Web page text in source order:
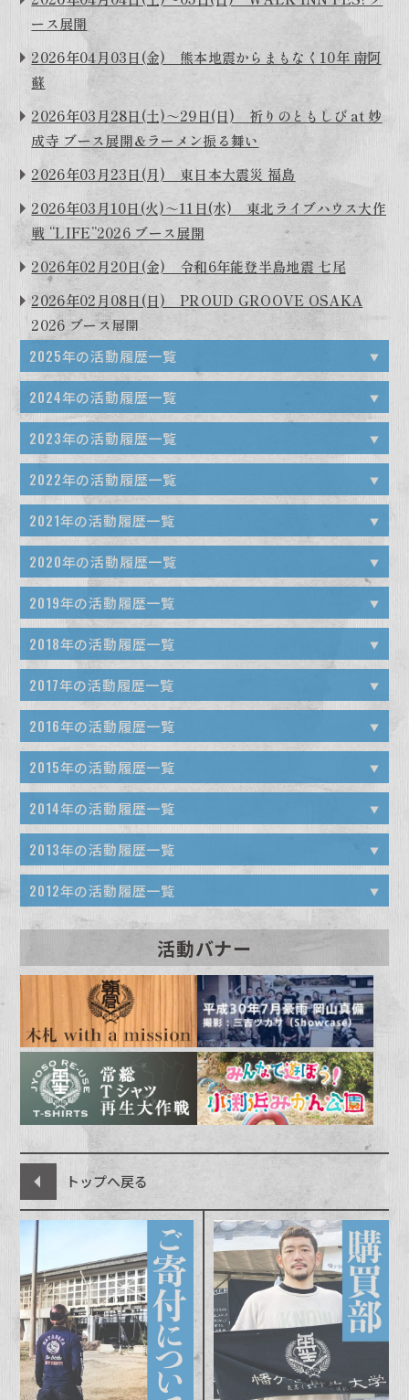
ース展開
2026年04月03日(金) 熊本地震からまもなく10年 南阿
蘇
2026年03月28日(土)～29日(日) 祈りのともしび at 妙
成寺 ブース展開＆ラーメン振る舞い
2026年03月23日(月) 東日本大震災 福島
2026年03月10日(火)～11日(水) 東北ライブハウス大作
戦 “LIFE”2026 ブース展開
2026年02月20日(金) 令和6年能登半島地震 七尾
2026年02月08日(日) PROUD GROOVE OSAKA
2026 ブース展開
2025年の活動履歴一覧
2025年11月22日(土)～24日(月･祝) 尽未来祭2025 ブ
ース展開
2025年11月02日(日) 令和6年能登半島地震
Kotonoha LIVE at 妙圀寺 振る舞い
2025年10月25日(土) 騎馬武者ロックフェス ブース展
開
2025年10月04日(土)～05日(日) I SCREAM
FESTA ブース展開
2025年09月13日(土)～14日(日) New Acoustic
Camp 林業部ブース展開
2025年08月09日(土)～10日(日) WALK INN FES!
ブース展開
2025年07月23日(水) 令和6年能登半島地震･令和6年奥
能登豪雨 珠洲市高屋 炊き出し
2025年07月19日(土)～20日(日) KESEN ROCK
FESTIVAL’25 ブース展開
2025年06月15日(日) LOVE GOES ON 能登 ブース
展開
2025年06月07日(土) MOBSTYLES Presents RUN
& MOSH ブース展開
2025年06月07日(土)～08日(日) 百万石音楽祭2025〜
ミリオンロックフェスティバル〜 ブース展開
2025年05月24日(土)～25日(日) FIGHT BACK
2025 ブース展開
2025年05月18日(日) COMING KOBE25 ブース展開
2025年05月17日(土)～18日(日) ACO CHiLL
CAMP 林業部ブース展開
2025年05月14日(水) 令和6年能登半島地震･令和6年奥
能登豪雨 珠洲市大谷 中山神社 炊き出し
2025年05月11日(日) GAPPA ROCKS アフターボラン
ティア 七尾
2025年05月10日(土) GAPPA ROCKS ISHIKAWA
ブース展開
2025年05月05日(月･祝) つなぐのと～あなたは尊い
～ ブース展開
2024年の活動履歴一覧
2024年11月17日(日) 令和6年能登半島地震･令和6年奥
能登豪雨 炊き出し
2024年11月02日(土)～03日(日) s60 Presents
ZASSO. ブース展開
2024年10月16日(水) 令和6年能登半島地震･令和6年奥
能登豪雨 炊き出し
2024年10月12日(土)～13日(日) 気仙沼サンマフェステ
ィバル2024 ブース展開
2024年10月05日(土) 騎馬武者ロックフェス2024 ブ
ース展開
2024年09月14日(土)～15日(日) New Acoustic Camp
2024 -15th Anniversary- ブース展開
2024年08月06日(火) 越後・新潟の乱2024 ブース展
開
2024年08月03日(土) 令和6年能登半島地震 輪島市門前
町 海岸隆起エリア清掃作業（無償・無料）
2024年08月02日(金) 加賀・本多の乱2024 ブース展
開
2024年07月15日(月･祝) KESEN ROCK FESTIVAL’
24 ブース展開
2024年05月26日(日) 盛岡 FIGHT BACK 2024 ブー
ス展開
2024年05月18日(土)～19日(日) ACO CHiLL CAMP
2024 ブース展開
2024年05月05日(日) 能登半島復興チャリティイベント
つなぐのと～あなたは尊い～ ブース展開
2024年04月27日(土)～28日(日) ARABAKI ROCK
FEST. 2024 ブース展開
2024年04月20日(土)～21日(日) WALK INN FES!
2024 ブース展開
2024年03月11日(月) SONG OF THE EARTH
2024 ブース展開
2024年03月09日(土) L.U.T.D GIGS ブース展開
2023年の活動履歴一覧
2023年12月10日(日) 令和5年台風7号被害 京都 綾部市
第2回（無償・無料）
2023年11月26日(日) 令和5年台風7号被害 京都 綾部市
第1回（無償・無料）
2023年11月03日(金･祝)～04日(土) 気仙沼サンマフェ
ステティバル2023 ブース展開
2023年10月28日(土) 騎馬武者ロックフェス2023 ブー
ス展開
2023年09月16日(土)～18日(月･祝) New Acoustic
Camp 2023 ブース展開
2023年08月06日(日) 片平里菜 10th Anniversary
Come Back Home 2023 ブース展開
2023年08月01日(火) 令和5年7月秋田豪雨 秋田市・五
城目町視察
2023年07月22日(土) 令和5年台風2号 和歌山かつらぎ
町 第10回（無償・無料）
2023年07月15日(土) 令和5年台風2号 和歌山かつらぎ
町 第9回（無償・無料）
2023年07月08日(土) 令和5年台風2号 和歌山かつらぎ
町 第8回（無償・無料）
2023年06月24日(土)～25日(日) 令和5年台風2号 和歌
山かつらぎ町 第6～7回（無償・無料）
2023年06月17日(土)～18日(日) 令和5年台風2号 和歌
山かつらぎ町 第4～5回 （無償・無料）
2023年06月09日(金)～11日(日) 令和5年台風2号 和歌
山かつらぎ町 第1～3回（無償・無料）
2023年05月27日(土)～28日(日) COMING KOBE23
ブース展開
2023年05月20日(土)～21日(日) ACO CHiLL CAMP
2023 ブース展開
2023年05月20日(土)～21日(日) 音開き2023 ブース展
開
2022年の活動履歴一覧
2022年12月07日(水) 令和元年台風15号 千葉鋸南町 第
38回（無償・無料）
2022年12月04日(日) 令和3年7月伊豆山土砂災害 熱海
第18回（無償・無料）
2022年11月23日(水･祝) ISHINOMAKI BUCHI
ROCK’22 ブース展開
2022年11月20日(日) 音仕舞い2022 ブース展開
2022年11月19日(土) 青森県鯵ヶ沢町 第12回（無償・
無料）
2022年10月30日(日) 青森県鯵ヶ沢町 第11回（無償・
無料）
2022年10月22日(土) 青森県鯵ヶ沢町 第10回（無償・
無料）
2022年10月10日(月･祝) 青森県鯵ヶ沢町 第9回（無
償・無料）
2022年10月02日(日) 青森県鯵ヶ沢町 第8回（無償・無
2022年09月30日(金) 令和元年台風15号 千葉鋸南町 第
37回（無償・無料）
2022年09月24日(土) 青森県鯵ヶ沢町 第7回（無償・無
料）
2022年9月17日(土)～19日(月･祝) New Acoustic
Camp 2022 ブース展開
2022年09月17日(土)･18日(日) 青森県鯵ヶ沢町 第5回･
第6回（無償・無料）
2022年09月16日(金)･19日(月･祝) 令和元年台風15号
千葉鋸南町 第35回･第36回（無償・無料）
2022年09月10日(土)～11日(日) 風とロック芋煮会
2022 ブース展開
2022年09月10日(土) 令和元年台風15号 千葉鋸南町 第
34回（無償・無料）
2021年の活動履歴一覧
2021年11月28日(日) 043CALLING ブース展開
2021年11月20日(土) 令和3年7月伊豆山土砂災害 熱海
第12回（無償・無料）
2021年11月23日(火･祝) 令和元年台風19号 長野 第22
回 りんご収穫祭 募集（無償・無料）
2021年11月06日(土)～07日(日) WALK INN FES!
2021 in 桜島 ブース出展
2021年10月31日(日) 令和3年7月伊豆山土砂災害 熱海
第11回 庭木撤去･泥出しお手伝い（無償・無料）
2021年10月31日(日) COMING KOBE21 ブース出展
2021年10月17日(日) 令和3年7月伊豆山土砂災害 熱海
第10回 荷出し･泥出しお手伝い（無償・無料）
2021年10月08日(金) 南阿蘇 サツマイモの芋掘り募集
2021年10月03日(日) 令和3年7月伊豆山土砂災害 熱海
第9回 泥出しのお手伝い募集（無償・無料）
2021年09月26日(日) 令和3年7月伊豆山土砂災害 熱海
第8回 泥出しのお手伝い募集（無償・無料) *28日中止
2021年09月20日(月･祝) 東北ライブハウス大作戦GIG
2021 木札受付＆ブース出展
2021年09月18日(土)～19日(日) New Acoustic Camp
2021 ブース展開
2021年09月17日(金)〜19日(日)・21日(火) 東北ライブ
ハウス大作戦GIG2021@猪苗代野外音楽堂 設営・撤収
お手伝い募集（無償・無料）
2021年09月12日(日) 令和3年7月伊豆山土砂災害 熱海
第6回 害虫駆除のお手伝い募集（無償・無料）
2021年09月10日(金) S60&Xmas Eileen DJ
presents ZASSO. ブース出展
2020年の活動履歴一覧
2020年11月28日(土) 043CALLING at 千葉LOOK 物
販展開
2020年11月19日(木) 幡ヶ谷再生大学公開講座(9) ネッ
ト配信3 「次世代のおもしろテクノロジー」
2020年11月14日(土)～15日(日) WALK INN
FES!2020 NEO国分 FUZZROCK 出展
2020年11月05日(木) S60&Xmas Eileen DJ
presents ZASSO. 出展 & コラボ木札
2020年10月22日(木) 幡ヶ谷再生大学公開講座(8) ネッ
ト配信2 「生命と食と農、環境と地域の再生」
2020年09月29日(火) 幡ヶ谷再生大学公開講座(7) ネッ
ト配信1「災害と地方再生」
2020年09月19日(土)～20日(日) New Acoustic
Camp 2020 ブース展開
2020年07月11日(土)～13日(月) 令和2年7月豪雨・熊
本県芦北町 第4～7回募集（無料・無償）
2020年07月07日(火)～08日(水) 令和2年7月豪雨・熊
本県芦北町 第2～3回募集
2020年03月15日(日) PROUD GROOVE OSAKA
2020 ブース展開
2020年03月13日(金) 陸上部合同開催 令和元年台風19
号・栃木県矢板市 第6回募集（無料・無償）
2020年02年16日(日)・20日(木)・22日(土) 令和元年台
風19号・栃木県矢板市 第3～5回募集（無料・無償）
2020年02年09日(日)・10日(月) 令和元年台風19号・
栃木県矢板市 第1〜2回募集（無料・無償）
2020年01月26日(日)・28日(火) ・30日(木)・31日
(金) 令和元年台風19号・長野県長野市 第16〜19回募集
2019年の活動履歴一覧
2019年12月24日(火) 東北ライブハウス大作戦共同企画
岩手 陸前高田スタディツアー参加者募集（無償・無料）
2019年12月20日(金) 長野 CLUB JUNK BOX 20 th
Anniversary NAGANO AID LIVE 大作戦 ブース出展
2019年12月09日(月)～10日(火) 福島県いわき市 生木
葉ファーム 鶏の解体ワークショップ参加者募集（無償・
無料）
2019年11月26日(火)〜28日(木) 令和元年台風19号・長
野県長野市 第3〜5回募集（無料・無償）
2019年11月17日(日) うづぐしまLIVE 出展スタッフ募
集（無償・無料）
2019年11月02日(土)～3(日) 令和元年台風19号・長野
県長野市 第1回、第2回募集（無料・無償）
2019年11月03日(日) 令和元年台風15号・千葉鋸南町募
集 第28回募集(無料・無償)
2019年10月26日(土) 令和元年台風19号・福島いわき
募集 第1回募集(無料・無償)
2019年10月24日(木)・25日(金) 令和元年台風15号・千
葉鋸南町募集 第26〜27回募集(無料・無償)
2019年10月17日(木)・18日(金) 令和元年台風15号・千
葉鋸南町募集 第25〜26回募集(無料・無償)
2019年10月16日(水) ・19日(土)・20日(日) 令和元年
台風19号・茨城水戸募集 第1〜3回募集(無料・無償)
2019年10月20日(日) 南阿蘇大復興祭 出展&ワークシ
ョップ スタッフ募集（無償・無料）
2019年10月19日(土) 音仕舞い 出展スタッフ募集（無
償・無料）
2018年の活動履歴一覧
2018年08月22日(水)・24日(金)・25日(土) ・27日
(月)・28日(火) 平成30年7月豪雨・岡山県真備町第19
～23回
2018年08月07日(火)・8日(水)・10日(金)・12日(日)
平成30年7月豪雨・岡山県真備町第15～18回
2018年07月25日(水)〜26日(木)・31日(火)〜8月4日
(土) 平成30年7月豪雨・岡山県真備町第8〜14回
2018年07月23日(月) 幡ヶ谷再生大学公開講座(5)「対
馬丸事件の体験談お話し会」
2018年07月17日(火)〜21日(土) 平成30年7月豪雨・岡
山県真備町第3〜7回
2018年07月14日(土)～15日(日) KESEN ROCK
FESTIVAL ’18 出展
2018年07月12日(木)～17日(火) 石井麻木写真展
【3.11からの手紙/音の声】 at 札幌アートスペース201
搬入・設営・物販・撤収お手伝い
2018年07月09日(月) 九州北部豪雨・福岡県朝倉市第
93回
2018年07月08日(日) 南阿蘇の和子さんの茶摘み・田ん
ぼの草取り手伝い
2018年07月01日(日) 九州北部豪雨・福岡県朝倉市第
92回
2018年06月30日(土) 南阿蘇の和子さんの茶摘みの準備
で草取り手伝い(無償・無料)
2018年05月30日(水) 台風第10号災害・岩手県岩泉町
2017年の活動履歴一覧
2017年12月26日(火)・27日(水) 九州北部豪雨・福岡県
朝倉市第66〜67回
2017年12月01日(金) MWAM Dog Days Tour 2017
at さいたまスーパーアリーナ 設営・出展
2017年12月10日(日) 熊本県阿蘇郡南阿蘇村で食にまつ
わるワークショップ
2017年12月09日(土) 熊本県のはら農研塾さんでの農作
業お手伝い
2017年11月29(水)〜12月1日(金)・4日(月)・6日(水)〜8
日(金) 九州北部豪雨・福岡県朝倉市第52〜58回
2017年11月18日(土) 台風第10号災害・岩手県岩泉町第
2回
2017年11月12日(日)・ 19日(日) 石巻 小渕浜みかん公
園 終了に伴う遊具解体と公園整備のお手伝い
2017年11月05日(日)〜6日(月) 九州北部豪雨・福岡県
朝倉市第50〜51回
2017年11月11日(土) うづぐしまLIVE2017 出展
10月27日(金)〜28日(土) 九州北部豪雨・福岡県朝倉市
第48〜49回
2017年10月29日(日) 猪苗代野外音楽堂 音仕舞い2017
出展＆撤収作業
2017年10月22日(日) 南阿蘇大復興祭 出展
10月20日(金)〜21日(土) 九州北部豪雨・福岡県朝倉市
2016年の活動履歴一覧
2016年12月31日〜2017年1月6日 石井麻木 写真展
【15years】and【3.11からの手紙/音の声】設営・物
販・撤収
2016年12月23日(金・祝) AIR JAM 2016 出展
2016年12月24日(土) 熊本県阿蘇郡南阿蘇村での熊本地
震案内語りべツアー
2016年12月17日(土) 熊本県阿蘇郡南阿蘇村での解体前
のお宅の生垣撤去のお手伝い
2016年12月03日(土)・4日(日) 熊本県益城町での草刈
りとのはら農研塾さんの芋掘りお手伝い
2016年11月23日(水・祝) 石巻南境での正月飾りづくり
お手伝い
2016年11月19日(土) 熊本県阿蘇郡南阿蘇村での解体前
家屋の片付けお手伝い
2016年11月12日(土) 熊本県阿蘇市での阿蘇山噴火被害
による果実園のお手伝い
2016年11月19日(土) s60 presents ZASSO. 大阪 味園
ユニバース出展
2016年11月13日(日) うづぐしまLIVE 2016 出展
2016年11月12日(土)～13日(日) MITO GROOVIN’
2016 出展
2016年11月06日(日) 熊本県阿蘇郡南阿蘇村での草刈お
2015年の活動履歴一覧
2015年12月27日 関東・東北豪雨災害・常総市支援活
動第13回
2015年12月23日 関東・東北豪雨災害・常総市支援活
動第12回
2015年12月06日 関東・東北豪雨災害・常総市支援活
2015年12月05日 関東・東北豪雨災害・常総市支援活
動第10回
2015年11月22日 関東・東北豪雨災害・常総市支援活
動第09回
2015年11月21日 関東・東北豪雨災害・常総市支援活動
第08回
2015年11月08日 うづくしまLIVE 2015 出展
2015年11月03日 RACCOS BURGER 10th
Anniversary “I SCREAM FESTA” OKAYAMA出展
2015年11月03日 関東・東北豪雨災害・常総市支援活
動第07回
2015年11月01日 関東・東北豪雨災害・常総市支援活動
第06回
2015年10月16日～17日 MAN WITH A MISSION
Presents Out of Control JAPAN Tour 2015 出展
2014年の活動履歴一覧
2014年12月22日 the HIATUS Closing Night –
Keeper Of The Flame Tour 2014 – 出展
2014年12月20日 MAN WITH A MISSIONワンマン
ライブ！ PLAY WHAT U WANT TOUR 出展
2014年12月20日 MAD Ollie2014 WINTER 出展
2014年12月13日 いわき生木葉ファーム農業作業と勉
強会第4回
2014年11月02日 小渕・大街道W公園清掃・整備
2014年10月29日 東北ライブハウス大作戦 with LIVE
福島 ソーラーパネル荷下ろし
2014年10月26日 Bowline2014 出展
2014年10月25日 いわき生木葉ファーム農業作業と勉
強会第3回
2014年10月11日～12日 気仙沼サンマフェスティバル
2014 出展
2014年09月22日 大船渡LIVEHOUSEFREAKS＆
RACCOS BURGER OFUNATO：内装手伝い
2014年09月21日 いわき生木葉ファーム農業作業と勉
強会第2回
2013年の活動履歴一覧
2013/12/15
VIRGO 1Oth ANNIVERSARY SPECIAL LIGHT UP
THE DARKNESS VOL.1にて幡ヶ谷再生大学復興再生
20131221 幡ヶ谷再生大学 復興再生部 -VIRGO 1Oth
ANNIVERSARY SPECIAL LIGHT UP THE
DARKNESS VOL.1編-
2013/12/15
-F-WORLD編-にて幡ヶ谷再生大学復興再生部ブース出
展
20131215 幡ヶ谷再生大学 復興再生部 -F-WORLD編-
2013/12/14
幡ヶ谷再生大学 復興再生部 -小渕浜子供広場作り 第9.5
回編-
20131214 幡ヶ谷再生大学 復興再生部 -小渕浜子供広場
作り 第9.5回編-
2013/12/11
幡ヶ谷再生大学 美術部 -エドツワキさんと小渕浜編-
エドツワキさんが公園の壁画をペイントしに来てくれま
した
2012年の活動履歴一覧
2012/11/04
幡ヶ谷再生大学復興再生部 -石巻子供広場作りvol.3編-
20121104 幡ヶ谷再生大学復興再生部 -石巻子供広場作
りvol.3編-
2012/10/13
気仙沼サンマフェスティバル
幡ヶ谷再生大学ブース出展 これまでの活動の写真展示
や活動内容の説明
気仙沼サンマフェスティバル その１
2012/10/08
石巻での子供広場作り 第2回
「子供が遊ぶ場がない、公園があっても遊具も流されて
しまって・・・。簡単な遊具でいいから子供たちが遊べ
るものがあると嬉しい」という声に、子供たちや現地の
方たちと遊びながら子供広場作りの作業。
タイヤに色を塗り、穴を掘って埋める子供広場作りは、
タイヤ跳び箱作りやスラックライン（綱渡り）、ミサン
ガなどのワークショップも実施。
Togetter：http://togetter.com/li/387236
活動バナー
トップへ戻る